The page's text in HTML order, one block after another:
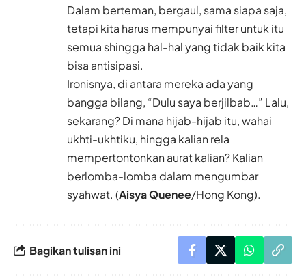
Dalam berteman, bergaul, sama siapa saja,
tetapi kita harus mempunyai filter untuk itu
semua shingga hal-hal yang tidak baik kita
bisa antisipasi.
Ironisnya, di antara mereka ada yang
bangga bilang, “Dulu saya berjilbab…” Lalu,
sekarang? Di mana hijab-hijab itu, wahai
ukhti-ukhtiku, hingga kalian rela
mempertontonkan aurat kalian? Kalian
berlomba-lomba dalam mengumbar
syahwat. (Aisya Quenee/Hong Kong).
Bagikan tulisan ini